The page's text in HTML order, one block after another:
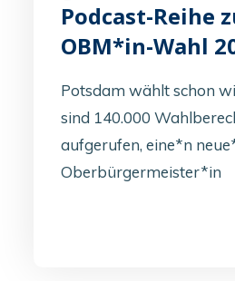
Podcast-Reihe
OBM*in-Wahl
Potsdam wählt schon
sind 140.000
aufgerufen, eine*n
Oberbürgermeister*in